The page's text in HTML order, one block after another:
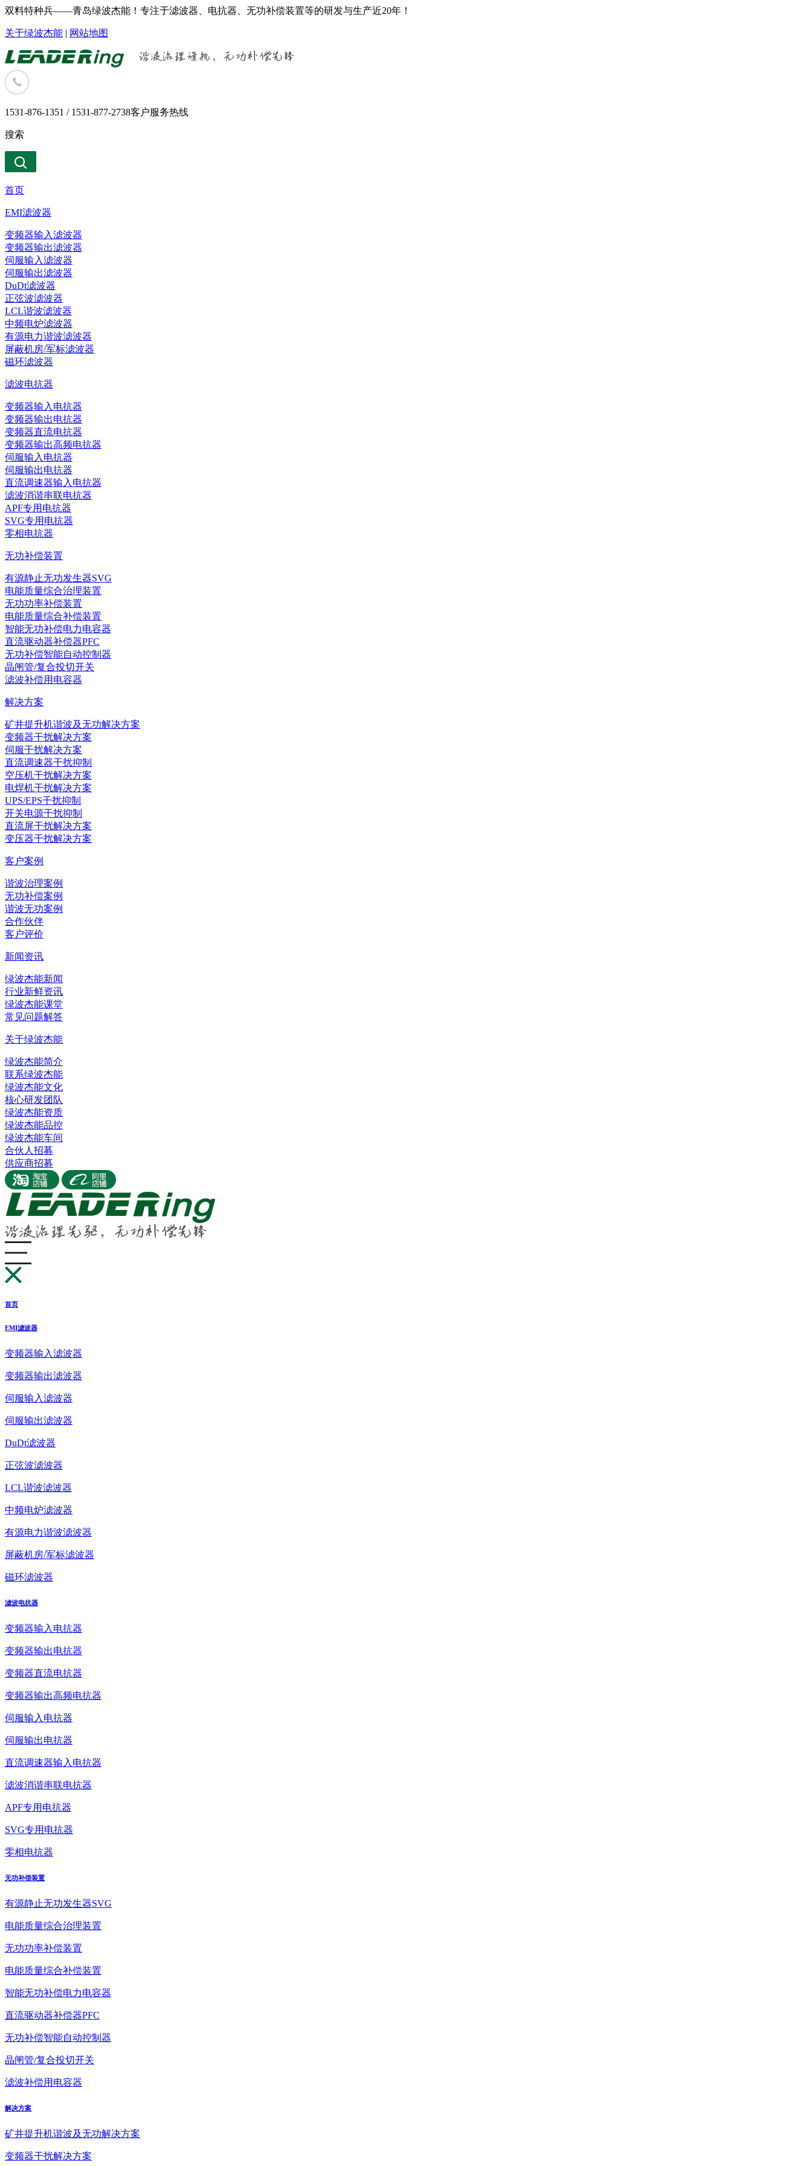
双料特种兵——青岛绿波杰能！专注于滤波器、电抗器、无功补偿装置等的研发与生产近20年！
关于绿波杰能 | 网站地图
1531-876-1351 / 1531-877-2738客户服务热线
搜索
首页
EMI滤波器
变频器输入滤波器
变频器输出滤波器
伺服输入滤波器
伺服输出滤波器
DuDt滤波器
正弦波滤波器
LCL谐波滤波器
中频电炉滤波器
有源电力谐波滤波器
屏蔽机房/军标滤波器
磁环滤波器
滤波电抗器
变频器输入电抗器
变频器输出电抗器
变频器直流电抗器
变频器输出高频电抗器
伺服输入电抗器
伺服输出电抗器
直流调速器输入电抗器
滤波消谐串联电抗器
APF专用电抗器
SVG专用电抗器
零相电抗器
无功补偿装置
有源静止无功发生器SVG
电能质量综合治理装置
无功功率补偿装置
电能质量综合补偿装置
智能无功补偿电力电容器
直流驱动器补偿器PFC
无功补偿智能自动控制器
晶闸管/复合投切开关
滤波补偿用电容器
解决方案
矿井提升机谐波及无功解决方案
变频器干扰解决方案
伺服干扰解决方案
直流调速器干扰抑制
空压机干扰解决方案
电焊机干扰解决方案
UPS/EPS干扰抑制
开关电源干扰抑制
直流屏干扰解决方案
变压器干扰解决方案
客户案例
谐波治理案例
无功补偿案例
谐波无功案例
合作伙伴
客户评价
新闻资讯
绿波杰能新闻
行业新鲜资讯
绿波杰能课堂
常见问题解答
关于绿波杰能
绿波杰能简介
联系绿波杰能
绿波杰能文化
核心研发团队
绿波杰能资质
绿波杰能品控
绿波杰能车间
合伙人招募
供应商招募
首页
EMI滤波器
变频器输入滤波器
变频器输出滤波器
伺服输入滤波器
伺服输出滤波器
DuDt滤波器
正弦波滤波器
LCL谐波滤波器
中频电炉滤波器
有源电力谐波滤波器
屏蔽机房/军标滤波器
磁环滤波器
滤波电抗器
变频器输入电抗器
变频器输出电抗器
变频器直流电抗器
变频器输出高频电抗器
伺服输入电抗器
伺服输出电抗器
直流调速器输入电抗器
滤波消谐串联电抗器
APF专用电抗器
SVG专用电抗器
零相电抗器
无功补偿装置
有源静止无功发生器SVG
电能质量综合治理装置
无功功率补偿装置
电能质量综合补偿装置
智能无功补偿电力电容器
直流驱动器补偿器PFC
无功补偿智能自动控制器
晶闸管/复合投切开关
滤波补偿用电容器
解决方案
矿井提升机谐波及无功解决方案
变频器干扰解决方案